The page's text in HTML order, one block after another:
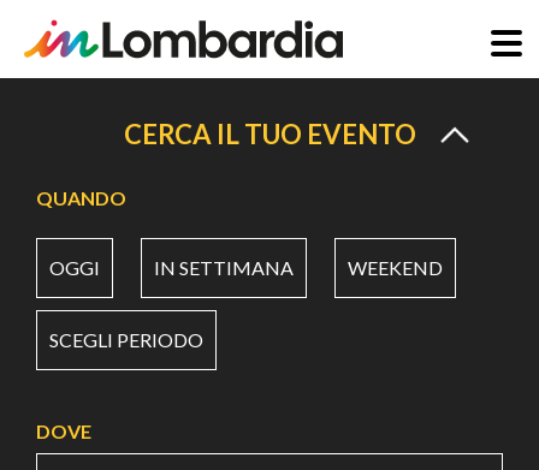
principale
CERCA IL TUO EVENTO
QUANDO
OGGI IN SETTIMANA WEEKEND
SCEGLI PERIODO
DOVE